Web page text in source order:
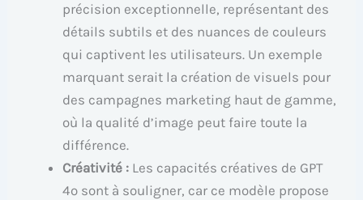
précision exceptionnelle, représentant des
détails subtils et des nuances de couleurs
qui captivent les utilisateurs. Un exemple
marquant serait la création de visuels pour
des campagnes marketing haut de gamme,
où la qualité d’image peut faire toute la
différence.
Créativité : Les capacités créatives de GPT
4o sont à souligner, car ce modèle propose